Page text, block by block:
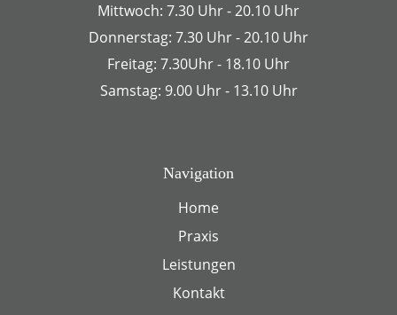
Mittwoch: 7.30 Uhr - 20.10 Uhr
Donnerstag: 7.30 Uhr - 20.10 Uhr
Freitag: 7.30Uhr - 18.10 Uhr
Samstag: 9.00 Uhr - 13.10 Uhr
Navigation
Home
Praxis
Leistungen
Kontakt